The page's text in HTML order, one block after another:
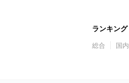
ランキング
総合 国内